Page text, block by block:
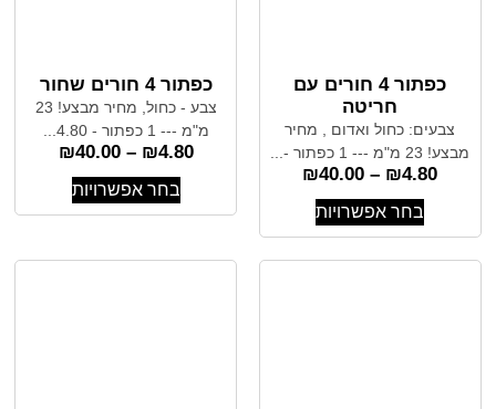
כפתור 4 חורים עם
חריטה
צבעים: כחול ואדום , מחיר
מבצע! 23 מ"מ --- 1 כפתור -...
₪4.80
–
₪40.00
בחר אפשרויות
כפתור 4 חורים שחור
צבע - כחול, מחיר מבצע! 23
מ"מ --- 1 כפתור - 4.80...
₪4.80
–
₪40.00
בחר אפשרויות